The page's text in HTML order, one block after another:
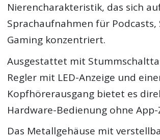
Nierencharakteristik, das sich
Sprachaufnahmen für Podcasts,
Gaming konzentriert.
Ausgestattet mit
Regler mit LED-Anzeige und
Kopfhörerausgang bietet es
Hardware-Bedienung ohne App-
Das Metallgehäuse mit